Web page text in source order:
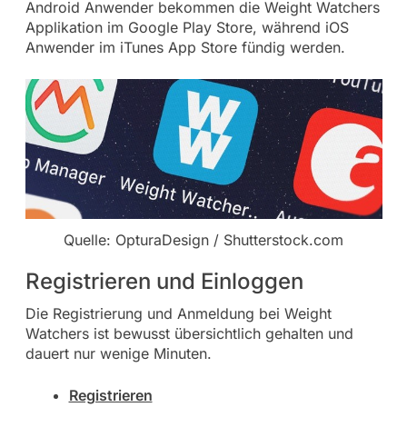
Android Anwender bekommen die Weight Watchers
Applikation im Google Play Store, während iOS
Anwender im iTunes App Store fündig werden.
Quelle: OpturaDesign / Shutterstock.com
Registrieren und Einloggen
Die Registrierung und Anmeldung bei Weight
Watchers ist bewusst übersichtlich gehalten und
dauert nur wenige Minuten.
Registrieren